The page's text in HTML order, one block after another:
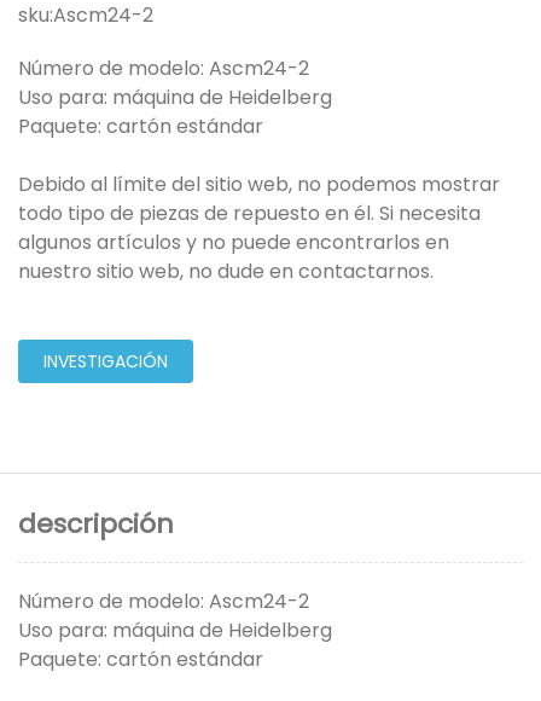
sku:Ascm24-2
Número de modelo: Ascm24-2
Uso para: máquina de Heidelberg
Paquete: cartón estándar
Debido al límite del sitio web, no podemos mostrar
todo tipo de piezas de repuesto en él. Si necesita
algunos artículos y no puede encontrarlos en
nuestro sitio web, no dude en contactarnos.
INVESTIGACIÓN
descripción
Número de modelo: Ascm24-2
Uso para: máquina de Heidelberg
Paquete: cartón estándar